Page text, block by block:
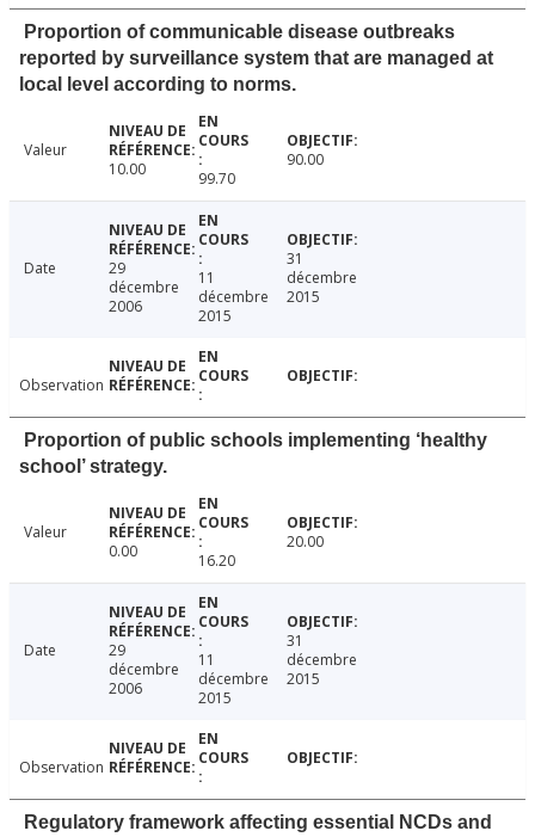
Proportion of communicable disease outbreaks
reported by surveillance system that are managed at
local level according to norms.
Valeur
10.00
99.70
90.00
Date
29
décembre
2006
11
décembre
2015
31
décembre
2015
Observation
Proportion of public schools implementing ‘healthy
school’ strategy.
Valeur
0.00
16.20
20.00
Date
29
décembre
2006
11
décembre
2015
31
décembre
2015
Observation
Regulatory framework affecting essential NCDs and